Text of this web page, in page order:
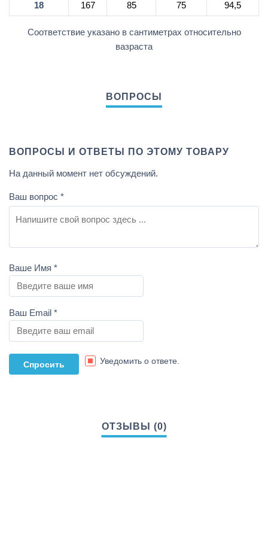
18 167 85 75 94,5
Соответствие указано в сантиметрах относительно
вазраста
ВОПРОСЫ И ОТВЕТЫ ПО ЭТОМУ ТОВАРУ
На данный момент нет обсуждений.
Ваш вопрос *
Ваше Имя *
Ваш Email *
Уведомить о ответе.